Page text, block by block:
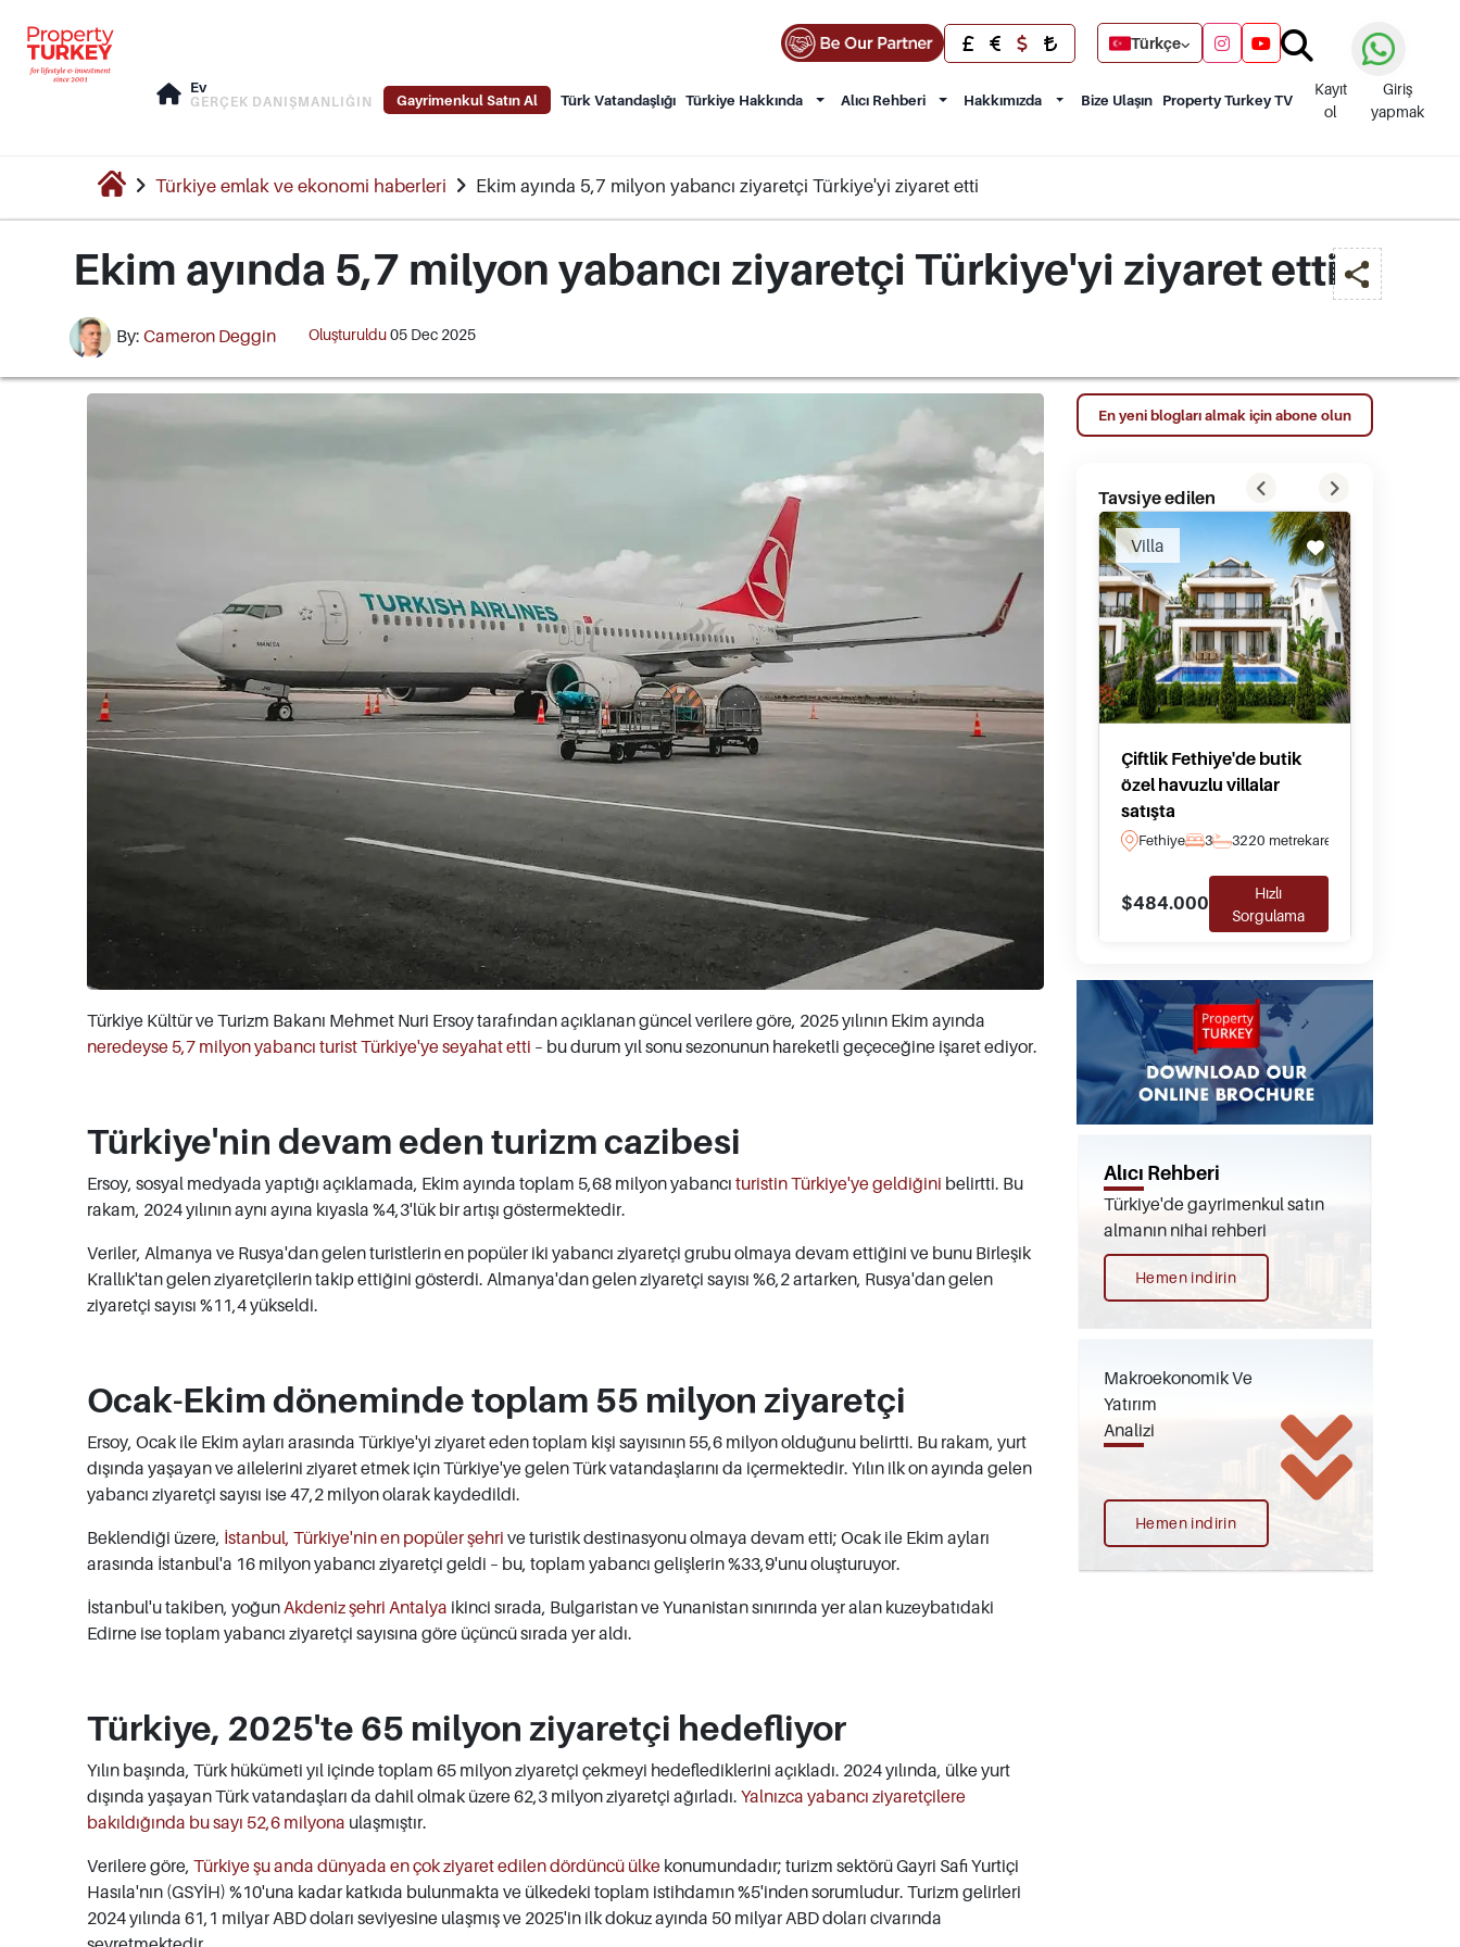
Türkçe
Ev
GERÇEK DANIŞMANLIĞIN Gayrimenkul Satın Al Türk Vatandaşlığı Türkiye Hakkında Alıcı Rehberi Hakkımızda Bize Ulaşın Property Turkey TV
Kayıt
ol
Giriş
yapmak
Türkiye emlak ve ekonomi haberleri Ekim ayında 5,7 milyon yabancı ziyaretçi Türkiye'yi ziyaret etti
Ekim ayında 5,7 milyon yabancı ziyaretçi Türkiye'yi ziyaret etti
By:Cameron Deggin Oluşturuldu05 Dec 2025
Türkiye Kültür ve Turizm Bakanı Mehmet Nuri Ersoy tarafından açıklanan güncel verilere göre, 2025 yılının Ekim ayında
neredeyse 5,7 milyon yabancı turist Türkiye'ye seyahat etti – bu durum yıl sonu sezonunun hareketli geçeceğine işaret ediyor.
Türkiye'nin devam eden turizm cazibesi
Ersoy, sosyal medyada yaptığı açıklamada, Ekim ayında toplam 5,68 milyon yabancı turistin Türkiye'ye geldiğini belirtti. Bu
rakam, 2024 yılının aynı ayına kıyasla %4,3'lük bir artışı göstermektedir.
Veriler, Almanya ve Rusya'dan gelen turistlerin en popüler iki yabancı ziyaretçi grubu olmaya devam ettiğini ve bunu Birleşik
Krallık'tan gelen ziyaretçilerin takip ettiğini gösterdi. Almanya'dan gelen ziyaretçi sayısı %6,2 artarken, Rusya'dan gelen
ziyaretçi sayısı %11,4 yükseldi.
Ocak-Ekim döneminde toplam 55 milyon ziyaretçi
Ersoy, Ocak ile Ekim ayları arasında Türkiye'yi ziyaret eden toplam kişi sayısının 55,6 milyon olduğunu belirtti. Bu rakam, yurt
dışında yaşayan ve ailelerini ziyaret etmek için Türkiye'ye gelen Türk vatandaşlarını da içermektedir. Yılın ilk on ayında gelen
yabancı ziyaretçi sayısı ise 47,2 milyon olarak kaydedildi.
Beklendiği üzere, İstanbul, Türkiye'nin en popüler şehri ve turistik destinasyonu olmaya devam etti; Ocak ile Ekim ayları
arasında İstanbul'a 16 milyon yabancı ziyaretçi geldi – bu, toplam yabancı gelişlerin %33,9'unu oluşturuyor.
İstanbul'u takiben, yoğunAkdeniz şehri Antalya ikinci sırada, Bulgaristan ve Yunanistan sınırında yer alan kuzeybatıdaki
Edirne ise toplam yabancı ziyaretçi sayısına göre üçüncü sırada yer aldı.
Türkiye, 2025'te 65 milyon ziyaretçi hedefliyor
Yılın başında, Türk hükümeti yıl içinde toplam 65 milyon ziyaretçi çekmeyi hedeflediklerini açıkladı. 2024 yılında, ülke yurt
dışında yaşayan Türk vatandaşları da dahil olmak üzere 62,3 milyon ziyaretçi ağırladı. Yalnızca yabancı ziyaretçilere
bakıldığında bu sayı 52,6 milyona ulaşmıştır.
Verilere göre, Türkiye şu anda dünyada en çok ziyaret edilen dördüncü ülke konumundadır; turizm sektörü Gayri Safi Yurtiçi
Hasıla'nın (GSYİH) %10'una kadar katkıda bulunmakta ve ülkedeki toplam istihdamın %5'inden sorumludur. Turizm gelirleri
2024 yılında 61,1 milyar ABD doları seviyesine ulaşmış ve 2025'in ilk dokuz ayında 50 milyar ABD doları civarında
En yeni blogları almak için abone olun
Tavsiye edilen
Villa
Çiftlik Fethiye'de butik
özel havuzlu villalar
satışta
Fethiye 3 3220 metrekare
$484.000
Hızlı
Sorgulama
Alıcı Rehberi
Türkiye'de gayrimenkul satın
almanın nihai rehberi
Hemen indirin
Makroekonomik Ve
Yatırım
Analizi
Hemen indirin